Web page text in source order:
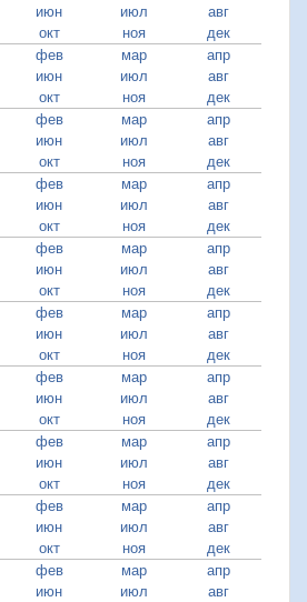
июн июл
авг
окт ноя
дек
фев мар
апр
июн июл
авг
окт ноя
дек
фев мар
апр
июн июл
авг
окт ноя
дек
фев мар
апр
июн июл
авг
окт ноя
дек
фев мар
апр
июн июл
авг
окт ноя
дек
фев мар
апр
июн июл
авг
окт ноя
дек
фев мар
апр
июн июл
авг
окт ноя
дек
фев мар
апр
июн июл
авг
окт ноя
дек
фев мар
апр
июн июл
авг
окт ноя
дек
фев мар
апр
июн июл
авг